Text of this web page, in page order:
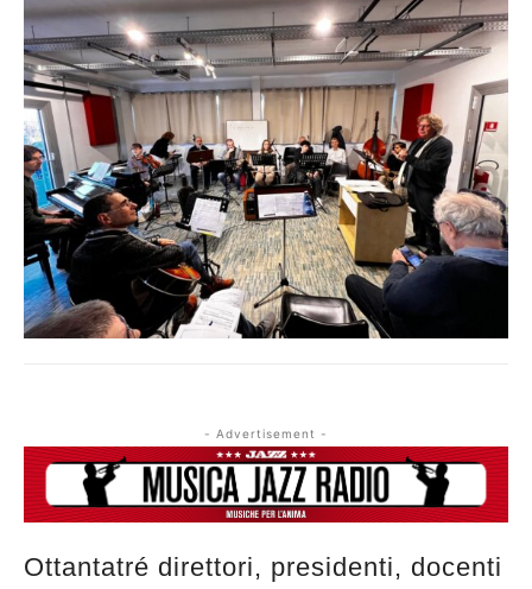
€0.00
- Advertisement -
Ottantatré direttori, presidenti, docenti